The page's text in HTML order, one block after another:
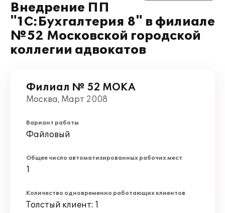
Внедрение ПП
"1С:Бухгалтерия 8" в филиале
№52 Московской городской
коллегии адвокатов
Филиал № 52 МОКА
Москва, Март 2008
Вариант работы
Файловый
Общее число автоматизированных рабочих мест
1
Количество одновременно работающих клиентов
Толстый клиент: 1